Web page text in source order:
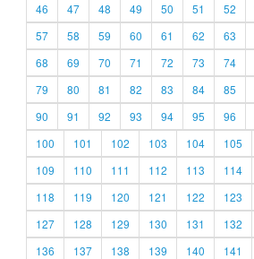
46
47 48 49 50 51 52
57
58 59 60 61 62 63
68
69 70 71 72 73 74
79
80 81 82 83 84 85
90
91 92 93 94 95 96
100
101 102 103 104 105
109
110 111 112 113 114
118
119 120 121 122 123
127
128 129 130 131 132
136
137 138 139 140 141